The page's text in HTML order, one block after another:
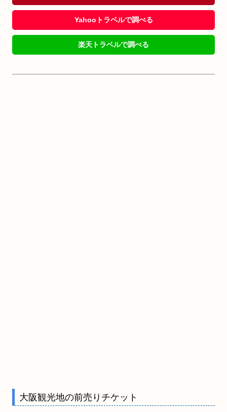
Yahooトラベルで調べる
楽天トラベルで調べる
大阪観光地の前売りチケット